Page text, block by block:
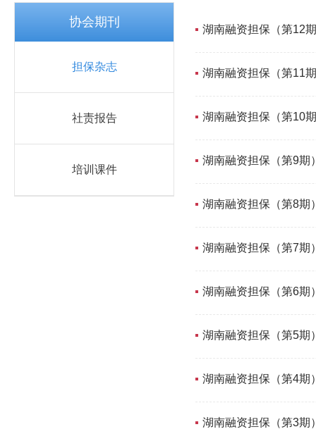
协会期刊
担保杂志
社责报告
培训课件
湖南融资担保（第12
湖南融资担保（第11
湖南融资担保（第10
湖南融资担保（第9期
湖南融资担保（第8期
湖南融资担保（第7期
湖南融资担保（第6期
湖南融资担保（第5期
湖南融资担保（第4期
湖南融资担保（第3期